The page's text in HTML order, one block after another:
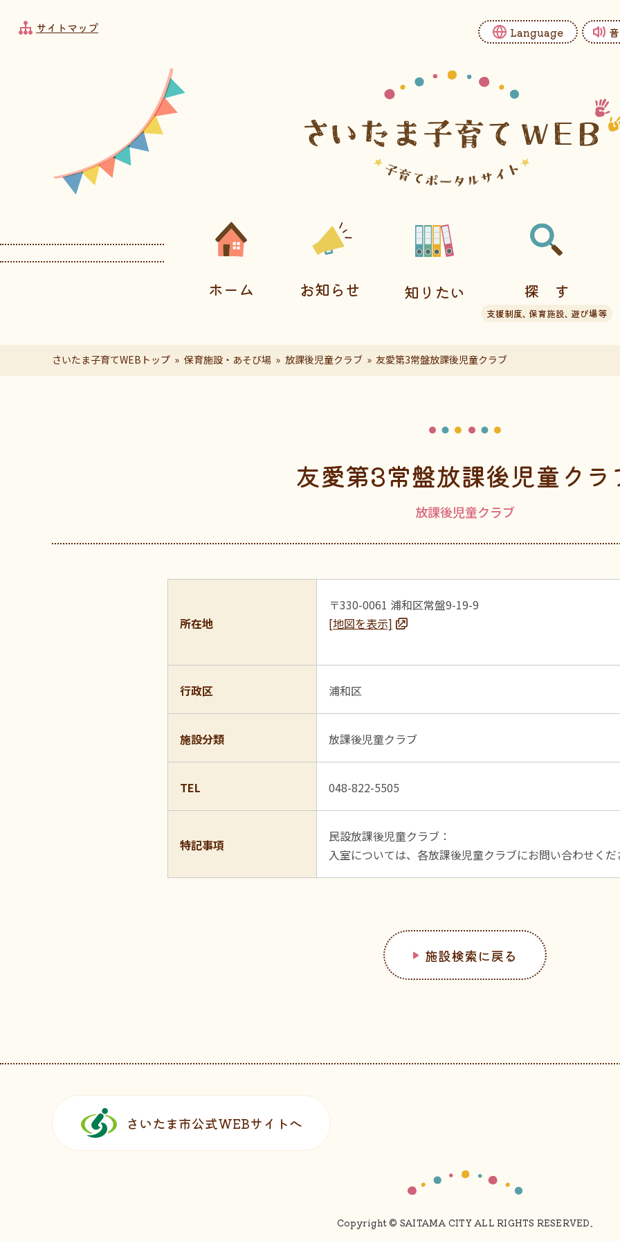
サイトマップ Language
ホーム お知らせ 知りたい 探す
支援制度、 保育施設、 遊び場等
さいたま子育てWEBトップ 保育施設・あそび場 放課後児童クラブ 友愛第3常盤放課後児童クラブ
友愛第3常盤放課後児童クラ
放課後児童クラブ
所在地
〒330-0061 浦和区常盤9-19-9
[地図を表示]
行政区 浦和区
施設分類 放課後児童クラブ
TEL 048-822-5505
特記事項
民設放課後児童クラブ：
入室については、各放課後児童クラブにお問い合わせく
施設検索に戻る
さいたま市公式WEBサイトへ
Copyright © SAITAMA CITY ALL RIGHTS RESERVED.